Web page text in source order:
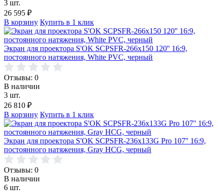
3 шт.
26 595 ₽
В корзину Купить в 1 клик
Экран для проектора S'OK SCPSFR-266x150 120'' 16:9,
постоянного натяжения, White PVC, черный
Отзывы: 0
В наличии
3 шт.
26 810 ₽
В корзину Купить в 1 клик
Экран для проектора S'OK SCPSFR-236x133G Pro 107'' 16:9,
постоянного натяжения, Gray HCG, черный
Отзывы: 0
В наличии
6 шт.